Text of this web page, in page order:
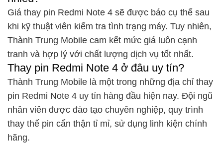
Giá thay pin Redmi Note 4 sẽ được báo cụ thể sau
khi kỹ thuật viên kiểm tra tình trạng máy. Tuy nhiên,
Thành Trung Mobile cam kết mức giá luôn cạnh
tranh và hợp lý với chất lượng dịch vụ tốt nhất.
Thay pin Redmi Note 4 ở đâu uy tín?
Thành Trung Mobile là một trong những địa chỉ thay
pin Redmi Note 4 uy tín hàng đầu hiện nay. Đội ngũ
nhân viên được đào tạo chuyên nghiệp, quy trình
thay thế pin cẩn thận tỉ mỉ, sử dụng linh kiện chính
hãng.